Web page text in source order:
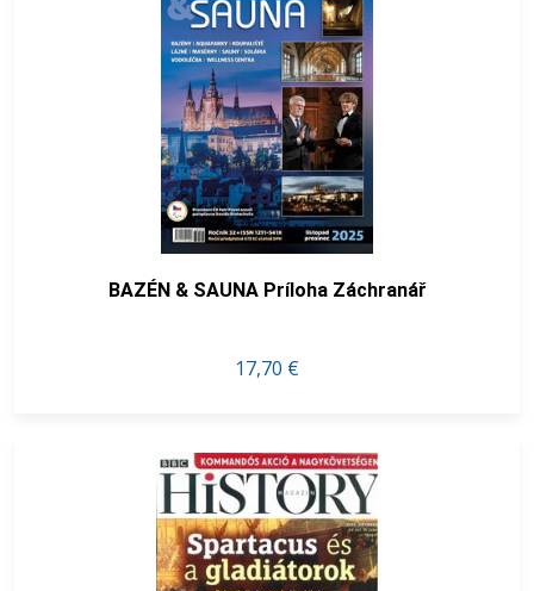
BAZÉN & SAUNA Príloha Záchranář
17,70 €